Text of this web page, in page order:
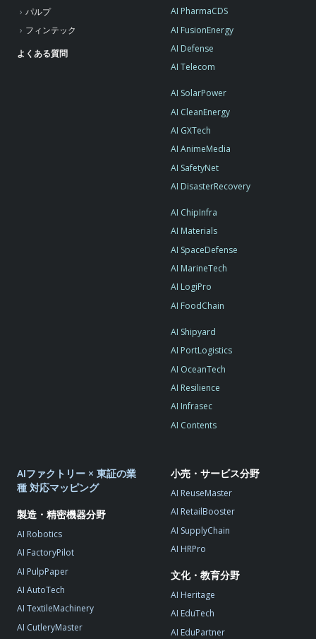
パルプ
フィンテック
よくある質問
AI PharmaCDS
AI FusionEnergy
AI Defense
AI Telecom
AI SolarPower
AI CleanEnergy
AI GXTech
AI AnimeMedia
AI SafetyNet
AI DisasterRecovery
AI ChipInfra
AI Materials
AI SpaceDefense
AI MarineTech
AI LogiPro
AI FoodChain
AI Shipyard
AI PortLogistics
AI OceanTech
AI Resilience
AI Infrasec
AI Contents
AIファクトリー × 東証の業
種 対応マッピング
製造・精密機器分野
AI Robotics
AI FactoryPilot
AI PulpPaper
AI AutoTech
AI TextileMachinery
AI CutleryMaster
小売・サービス分野
AI ReuseMaster
AI RetailBooster
AI SupplyChain
AI HRPro
文化・教育分野
AI Heritage
AI EduTech
AI EduPartner